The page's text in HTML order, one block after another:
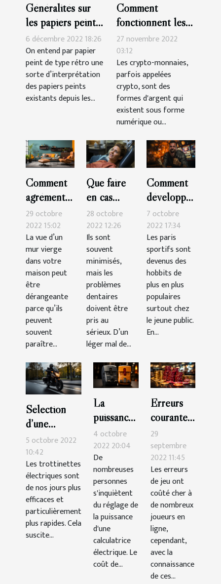
Généralités sur
les papiers peints
de type rétro
6 décembre 2022 18:26
On entend par papier
peint de type rétro une
sorte d’interprétation
des papiers peints
existants depuis les...
Comment
fonctionnent les
crypto-monnaies ?
27 novembre 2022
03:12
Les crypto-monnaies,
parfois appelées
crypto, sont des
formes d'argent qui
existent sous forme
numérique ou...
Comment
agrémenter
sa
décoration
murale ?
29 octobre
2022 15:02
La vue d’un
mur vierge
dans votre
maison peut
être
dérangeante
parce qu’ils
peuvent
souvent
paraître...
Que faire
en cas
d’urgence
dentaire ?
28 octobre
2022 12:26
Ils sont
souvent
minimisés,
mais les
problèmes
dentaires
doivent être
pris au
sérieux. D’un
léger mal de...
Comment
développer
sa
technique
pour
gagner
dans les
paris
sportifs ?
7 octobre
2022 17:34
Les paris
sportifs sont
devenus des
hobbits de
plus en plus
populaires
surtout chez
le jeune public.
En...
Sélection
d’une
trottinette
électrique :
voici 3
critères
5 octobre 2022
10:42
Les trottinettes
électriques sont
de nos jours plus
efficaces et
particulièrement
plus rapides. Cela
suscite...
La
puissance
de
compteur
: quel est
le
meilleur
choix ?
4 octobre
2022 20:04
De
nombreuses
personnes
s'inquiètent
du réglage de
la puissance
d'une
calculatrice
électrique. Le
coût de...
Erreurs
courantes
que vous
devriez
éviter au
casino
29
septembre
2022 11:45
Les erreurs
de jeu ont
coûté cher à
de nombreux
joueurs en
ligne,
cependant,
avec la
connaissance
de ces...